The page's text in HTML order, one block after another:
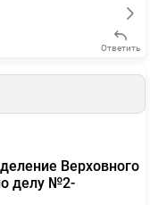
Ответить
Верховного
делу №2-